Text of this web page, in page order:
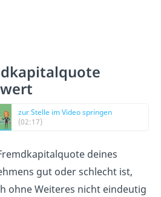
zur Stelle im Video springen
(02:17)
deines
gut oder schlecht ist,
ohne Weiteres nicht eindeutig